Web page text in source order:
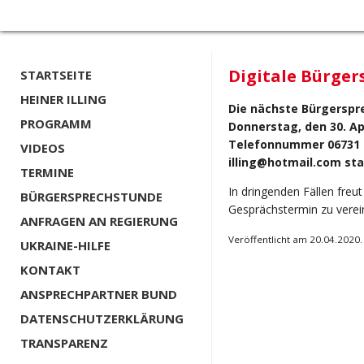
STARTSEITE
HEINER ILLING
PROGRAMM
VIDEOS
TERMINE
BÜRGERSPRECHSTUNDE
ANFRAGEN AN REGIERUNG
UKRAINE-HILFE
KONTAKT
ANSPRECHPARTNER BUND
DATENSCHUTZERKLÄRUNG
TRANSPARENZ
Digitale
Die nächste
Donnerstag, den 30.
Telefonnummer 06731
illing@hotmail.com
In dringenden Fällen
Gesprächstermin zu
Veröffentlicht am 20.04.2020.